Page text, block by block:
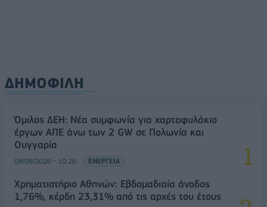
ΔΗΜΟΦΙΛΗ
Όμιλος ΔΕΗ: Νέα συμφωνία για χαρτοφυλάκιο
έργων ΑΠΕ άνω των 2 GW σε Πολωνία και
Ουγγαρία
08/08/2026 - 10:26 ΕΝΕΡΓΕΙΑ
Χρηματιστήριο Αθηνών: Εβδομαδιαία άνοδος
1,76%, κέρδη 23,31% από τις αρχές του έτους